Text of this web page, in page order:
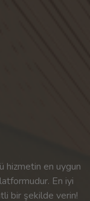
hizmetin en uygun
En iyi
bir şekilde verin!